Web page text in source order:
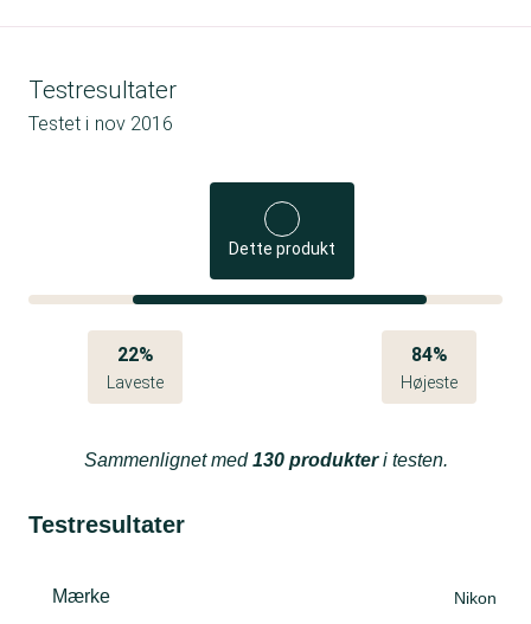
Testresultater
Testet i nov 2016
Dette produkt
22%
Laveste
84%
Højeste
Sammenlignet med130 produkteri testen.
Testresultater
Mærke Nikon